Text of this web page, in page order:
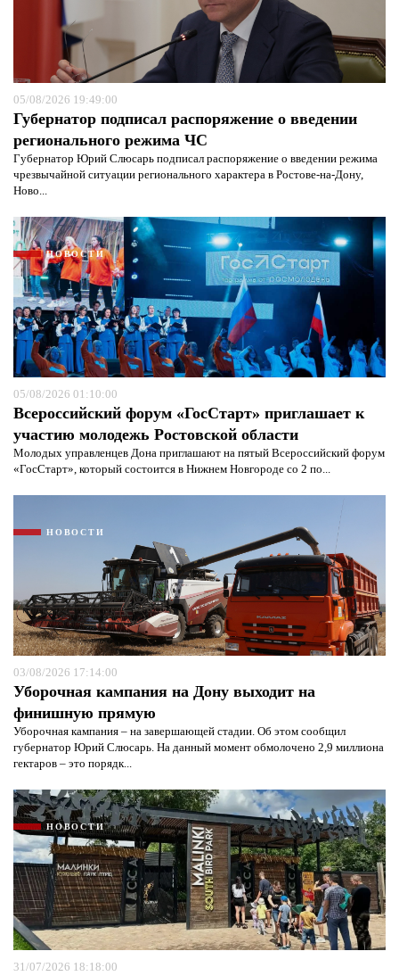
05/08/2026 19:49:00
Губернатор подписал распоряжение о введении
регионального режима ЧС
Губернатор Юрий Слюсарь подписал распоряжение о введении режима
чрезвычайной ситуации регионального характера в Ростове-на-Дону,
Ново...
НОВОСТИ
05/08/2026 01:10:00
Всероссийский форум «ГосСтарт» приглашает к
участию молодежь Ростовской области
Молодых управленцев Дона приглашают на пятый Всероссийский форум
«ГосСтарт», который состоится в Нижнем Новгороде со 2 по...
НОВОСТИ
03/08/2026 17:14:00
Уборочная кампания на Дону выходит на
финишную прямую
Уборочная кампания – на завершающей стадии. Об этом сообщил
губернатор Юрий Слюсарь. На данный момент обмолочено 2,9 миллиона
гектаров – это порядк...
НОВОСТИ
31/07/2026 18:18:00
Я согласен сполитикой конфиденциальности и
защиты информации*
Я согласен с политикой конфиденциальности и
защиты информации*